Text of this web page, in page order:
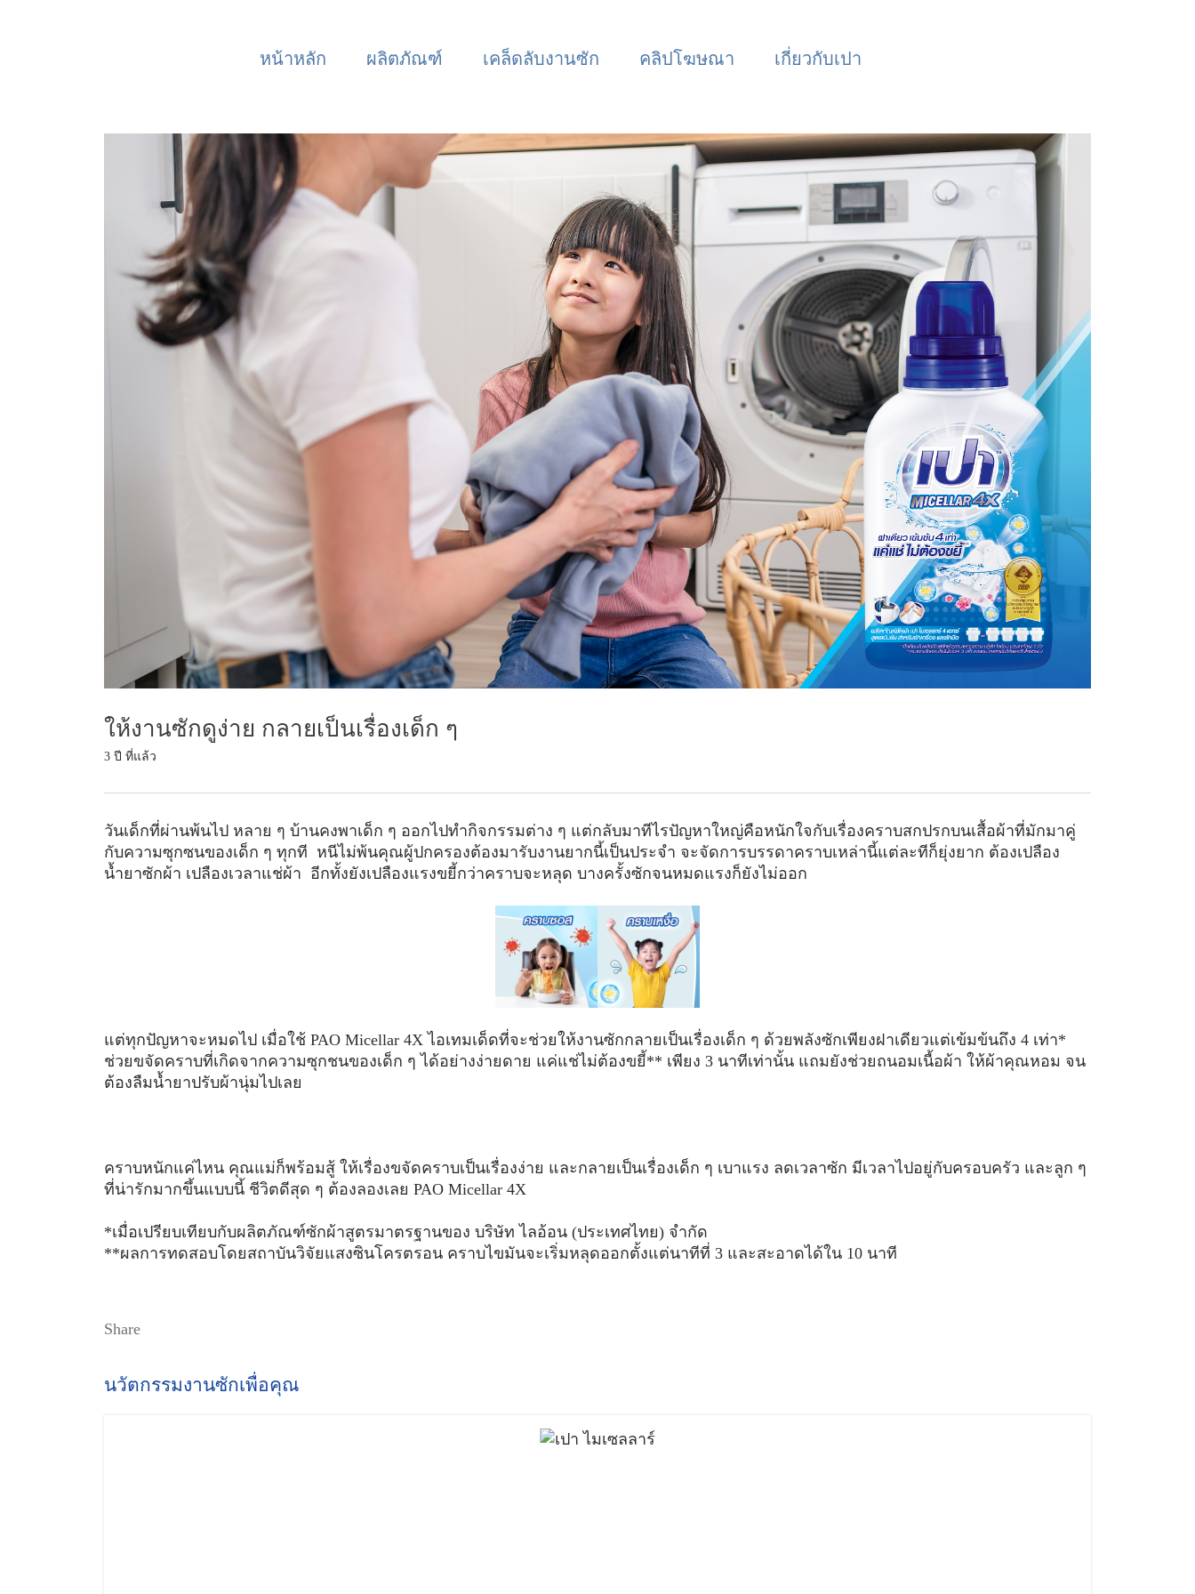
หน้าหลัก ผลิตภัณฑ์ เคล็ดลับงานซัก คลิปโฆษณา เกี่ยวกับเปา
ให้งานซักดูง่าย กลายเป็นเรื่องเด็ก ๆ
3 ปี ที่แล้ว
วันเด็กที่ผ่านพ้นไป หลาย ๆ บ้านคงพาเด็ก ๆ ออกไปทำกิจกรรมต่าง ๆ แต่กลับมาทีไรปัญหาใหญ่คือหนักใจกับเรื่องคราบสกปรกบนเสื้อผ้าที่มักมาคู่
กับความซุกซนของเด็ก ๆ ทุกที หนีไม่พ้นคุณผู้ปกครองต้องมารับงานยากนี้เป็นประจำ จะจัดการบรรดาคราบเหล่านี้แต่ละทีก็ยุ่งยาก ต้องเปลือง
น้ำยาซักผ้า เปลืองเวลาแช่ผ้า อีกทั้งยังเปลืองแรงขยี้กว่าคราบจะหลุด บางครั้งซักจนหมดแรงก็ยังไม่ออก
แต่ทุกปัญหาจะหมดไป เมื่อใช้ PAO Micellar 4X ไอเทมเด็ดที่จะช่วยให้งานซักกลายเป็นเรื่องเด็ก ๆ ด้วยพลังซักเพียงฝาเดียวแต่เข้มข้นถึง 4 เท่า*
ช่วยขจัดคราบที่เกิดจากความซุกชนของเด็ก ๆ ได้อย่างง่ายดาย แค่แช่ไม่ต้องขยี้** เพียง 3 นาทีเท่านั้น แถมยังช่วยถนอมเนื้อผ้า ให้ผ้าคุณหอม จน
ต้องลืมน้ำยาปรับผ้านุ่มไปเลย
คราบหนักแค่ไหน คุณแม่ก็พร้อมสู้ ให้เรื่องขจัดคราบเป็นเรื่องง่าย และกลายเป็นเรื่องเด็ก ๆ เบาแรง ลดเวลาซัก มีเวลาไปอยู่กับครอบครัว และลูก ๆ
ที่น่ารักมากขึ้นแบบนี้ ชีวิตดีสุด ๆ ต้องลองเลย PAO Micellar 4X
*เมื่อเปรียบเทียบกับผลิตภัณฑ์ซักผ้าสูตรมาตรฐานของ บริษัท ไลอ้อน (ประเทศไทย) จำกัด
**ผลการทดสอบโดยสถาบันวิจัยแสงซินโครตรอน คราบไขมันจะเริ่มหลุดออกตั้งแต่นาทีที่ 3 และสะอาดได้ใน 10 นาที
Share
นวัตกรรมงานซักเพื่อคุณ